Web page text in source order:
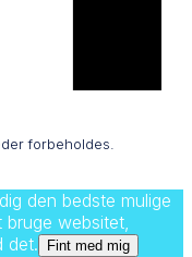
forbeholdes.
den bedste mulige
websitet,
det.
Fint med mig